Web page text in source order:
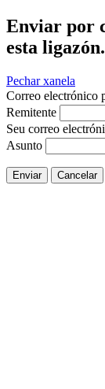
Enviar por
esta ligazón.
Pechar xanela
Correo electrónico
Remitente
Seu correo
Asunto
Enviar Cancelar